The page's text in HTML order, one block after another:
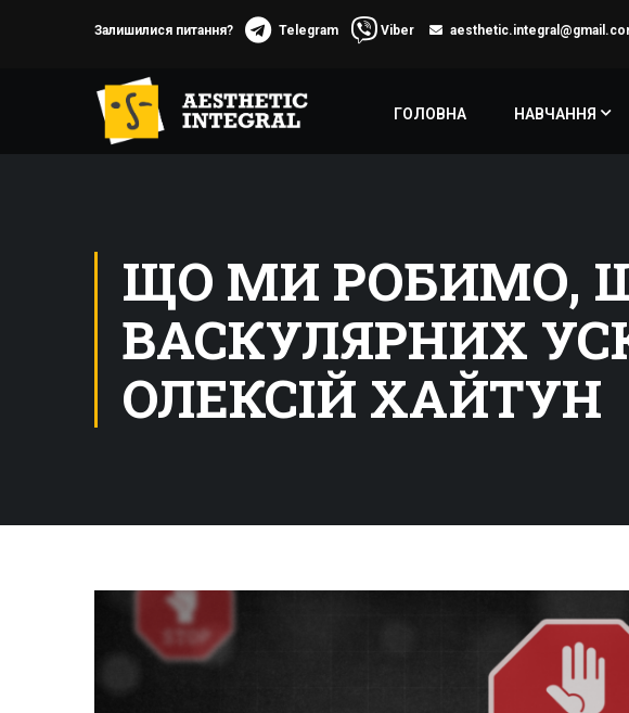
Залишилися питання? Telegram Viber
ГОЛОВНА НАВЧАННЯ
ЩО МИ РОБИМО,
ВАСКУЛЯРНИХ
ОЛЕКСІЙ ХАЙТУН